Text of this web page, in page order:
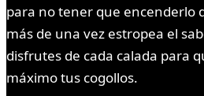
para no tener que encenderlo
más de una vez estropea el
disfrutes de cada calada para
máximo tus cogollos.